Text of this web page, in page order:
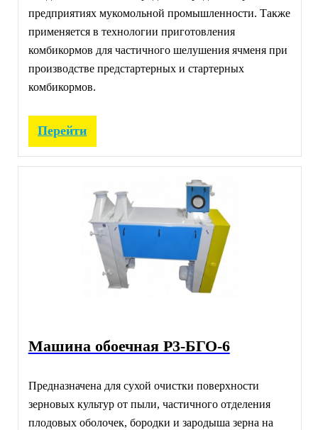
предприятиях мукомольной промышленности. Также
применяется в технологии приготовления
комбикормов для частичного шелушения ячменя при
производстве предстартерных и стартерных
комбикормов.
Перейти
Машина обоечная Р3-БГО-6
Предназначена для сухой очистки поверхности
зерновых культур от пыли, частичного отделения
плодовых оболочек, бородки и зародыша зерна на